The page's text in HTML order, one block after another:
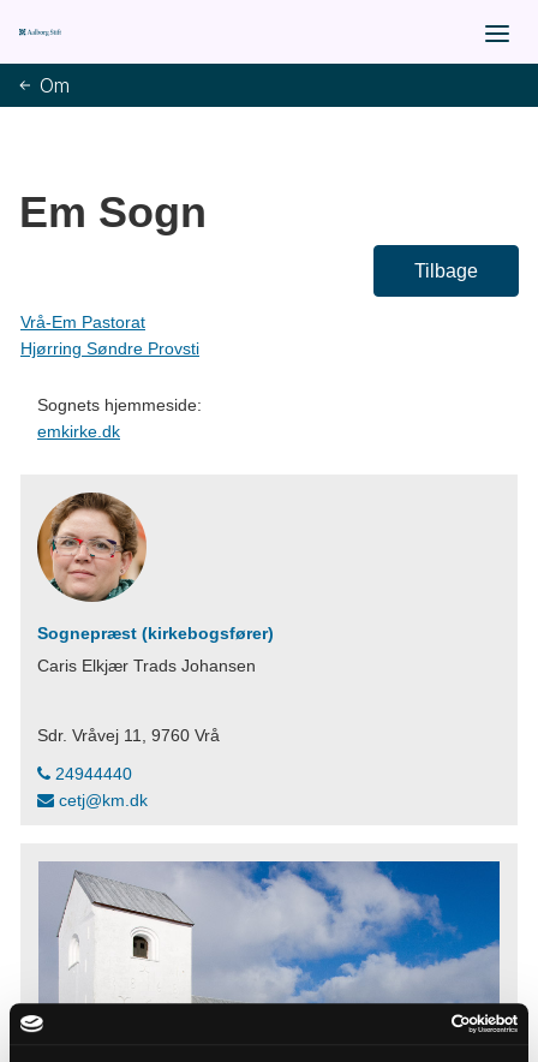
Om
Em Sogn
Tilbage
Vrå-Em Pastorat
Hjørring Søndre Provsti
Sognets hjemmeside:
emkirke.dk
Sognepræst (kirkebogsfører)
Caris Elkjær Trads Johansen
Sdr. Vråvej 11, 9760 Vrå
24944440
cetj@km.dk